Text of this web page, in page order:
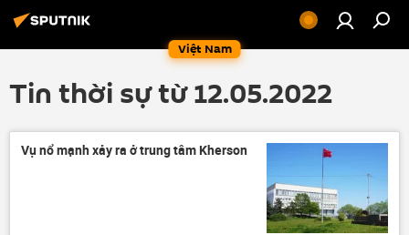
Việt Nam
Tin thời sự từ 12.05.2022
Vụ nổ mạnh xảy ra ở trung tâm Kherson